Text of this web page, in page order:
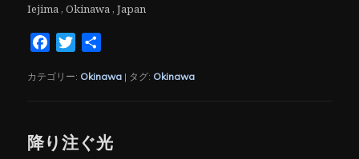
Iejima , Okinawa , Japan
FacebookTwitter
カテゴリー: Okinawa | タグ: Okinawa
降り注ぐ光